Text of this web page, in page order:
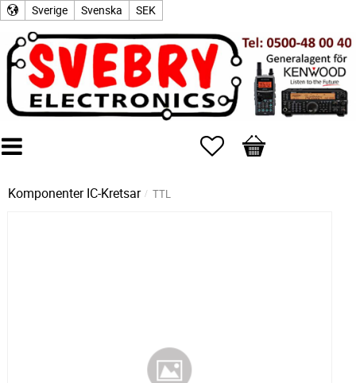
Sverige Svenska SEK
Favoriter
Kundvagn
Komponenter IC-Kretsar TTL